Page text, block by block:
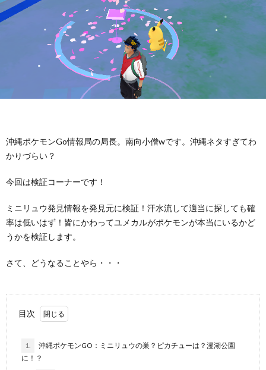
沖縄ポケモンGo情報局の局長。南向小僧wです。沖縄ネタすぎてわ
かりづらい？
今回は検証コーナーです！
ミニリュウ発見情報を発見元に検証！汗水流して適当に探しても確
率は低いはず！皆にかわってユメカルがポケモンが本当にいるかど
うかを検証します。
さて、どうなることやら・・・
目次
1.
沖縄ポケモンGO：ミニリュウの巣？ピカチューは？漫湖公園
に！？